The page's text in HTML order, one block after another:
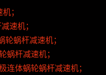
；
速机；
轮蜗杆减速机；
蜗杆减速机；
连体蜗轮蜗杆减速机；